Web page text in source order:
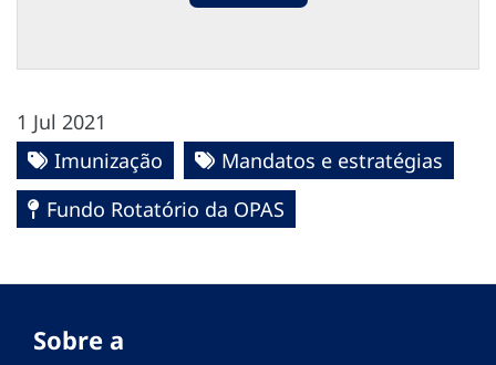
1 Jul 2021
Imunização
Mandatos e estratégias
Fundo Rotatório da OPAS
Sobre a